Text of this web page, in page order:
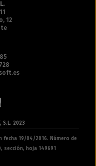
12
S.L. 2023
fecha 19/04/2016. Número de
sección, hoja 149691